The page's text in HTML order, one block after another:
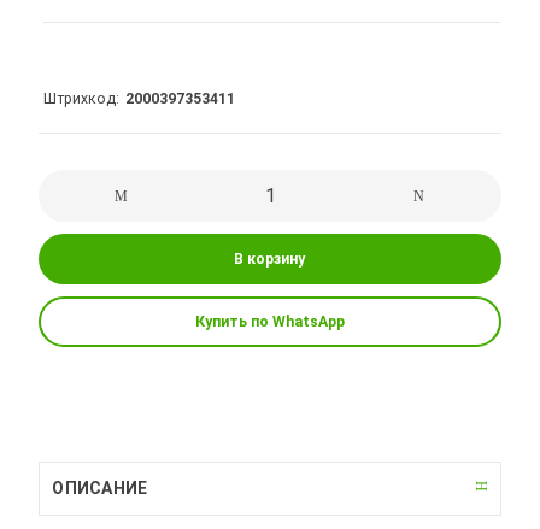
Штрихкод 2000397353411
В корзину
Купить по WhatsApp
ОПИСАНИЕ